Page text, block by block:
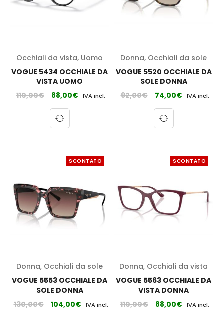
Occhiali da vista, Uomo
VOGUE 5434 OCCHIALE DA
VISTA UOMO
110,00€ 88,00€ IVA incl.
Donna, Occhiali da sole
VOGUE 5520 OCCHIALE DA
SOLE DONNA
92,00€ 74,00€ IVA incl.
SCONTATO
Donna, Occhiali da sole
VOGUE 5553 OCCHIALE DA
SOLE DONNA
130,00€ 104,00€ IVA incl.
SCONTATO
Donna, Occhiali da vista
VOGUE 5563 OCCHIALE DA
VISTA DONNA
110,00€ 88,00€ IVA incl.